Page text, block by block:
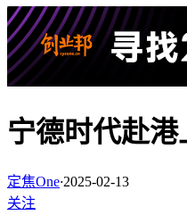
宁德时代赴港
定焦One·2025-02-13
关注